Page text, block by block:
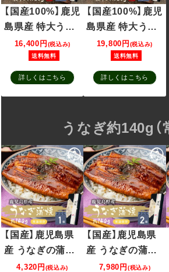
【国産100%】鹿児
島県産 特大うな
ぎの蒲焼 約
180g×4個セット
うなぎ 蒲焼 たれ
山椒付き
16,400円 (税込み)
送料無料
詳しくはこちら
【国産100%】鹿児
島県産 特大うな
ぎの蒲焼 約
180g×5個セット
うなぎ 蒲焼 たれ
山椒付き
19,800円 (税込み)
送料無料
詳しくはこちら
うなぎ約140g（
【国産】鹿児島県
産 うなぎの蒲焼
約140g うなぎ
4,320円 (税込み)
【国産】鹿児島県
産 うなぎの蒲焼
約140g×2個セッ
7,980円 (税込み)